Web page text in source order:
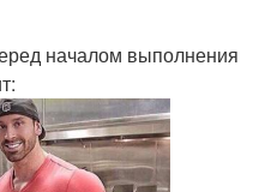
началом выполнения